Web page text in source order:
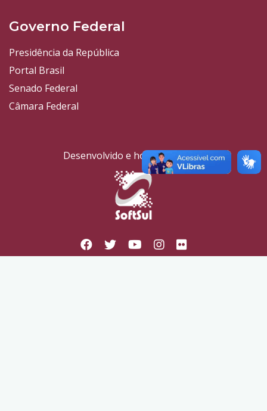
Governo Federal
Presidência da República
Portal Brasil
Senado Federal
Câmara Federal
Desenvolvido e hospedado por: